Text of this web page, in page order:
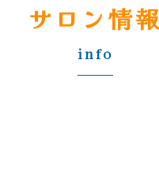
サロン情報
info